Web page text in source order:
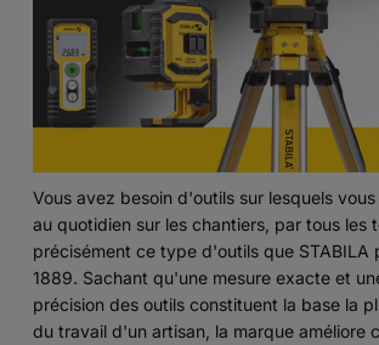
Vous avez besoin d'outils sur lesquels
au quotidien sur les chantiers, par tous les
précisément ce type d'outils que STABILA
1889. Sachant qu'une mesure exacte et
précision des outils constituent la base la
du travail d'un artisan, la marque améliore